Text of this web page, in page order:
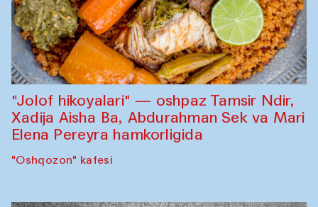
"Jolof hikoyalari" — oshpaz Tamsir Ndir,
Xadija Aisha Ba, Abdurahman Sek va Mari
Elena Pereyra hamkorligida
"Oshqozon" kafesi